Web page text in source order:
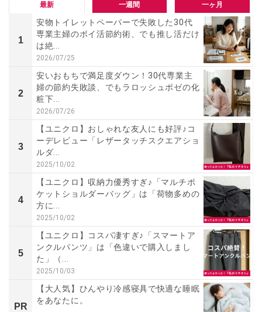
最新 一週間 一ヶ月
1
安物トイレットペーパーで失敗した30代
専業主婦のポイ活節約術、でも推し活だけ
は絶...
2026/07/25
2
安いおもちで満足度ダウン！30代専業主
婦の節約失敗談、でもラロッシュポゼの化
粧下...
2026/07/26
3
【ユニクロ】おしゃれな友人にも好評♪コ
ーデレビュー「レザータッチスクエアショ
ルダ...
2025/10/02
4
【ユニクロ】収納力優秀すぎ♪「マルチポ
ケットショルダーバッグ」は「荷物多めの
方に...
2025/10/02
5
【ユニクロ】コスパ凄すぎ♪「スマートア
ンクルパンツ」は「色違いで購入しまし
た」（...
2025/10/03
PR
【大人気】ひんやり冷感寝具で快適な睡眠
をあなたに。